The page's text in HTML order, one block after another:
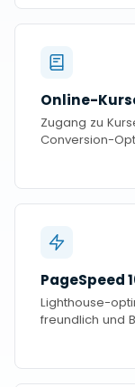
Online-
Zugang zu
Conversion-
PageSpeed
Lighthouse-
freundlich und